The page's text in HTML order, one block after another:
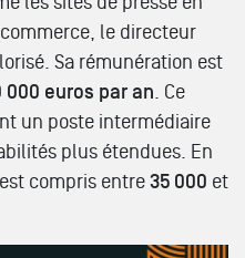
le directeur
Sa rémunération est
000 euros par an . Ce
un poste intermédiaire
plus étendues. En
compris entre 35 000 et